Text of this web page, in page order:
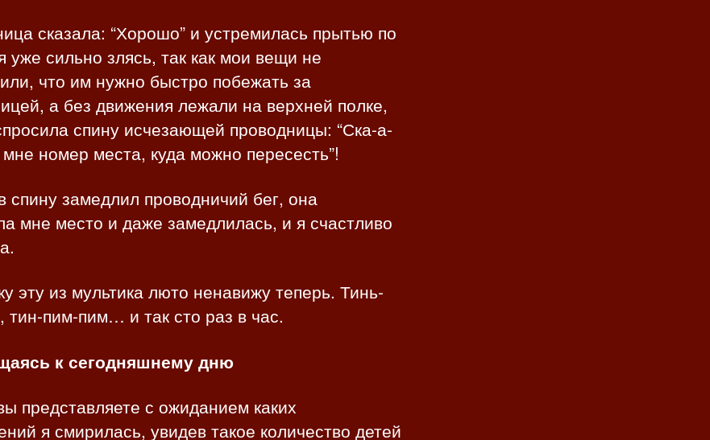
сказала: “Хорошо” и устремилась прытью по
уже сильно злясь, так как мои вещи не
что им нужно быстро побежать за
а без движения лежали на верхней полке,
спину исчезающей проводницы: “Ска-а-
номер места, куда можно пересесть”!
спину замедлил проводничий бег, она
мне место и даже замедлилась, и я счастливо
эту из мультика люто ненавижу теперь. Тинь-
тин-пим-пим… и так сто раз в час.
к сегодняшнему дню
представляете с ожиданием каких
я смирилась, увидев такое количество детей